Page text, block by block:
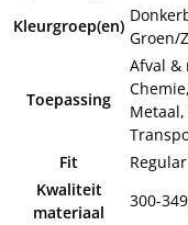
Kleurgroep(en)
Groen/
Toepassing
Afval &
Fit
Regular
Kwaliteit
materiaal
300-